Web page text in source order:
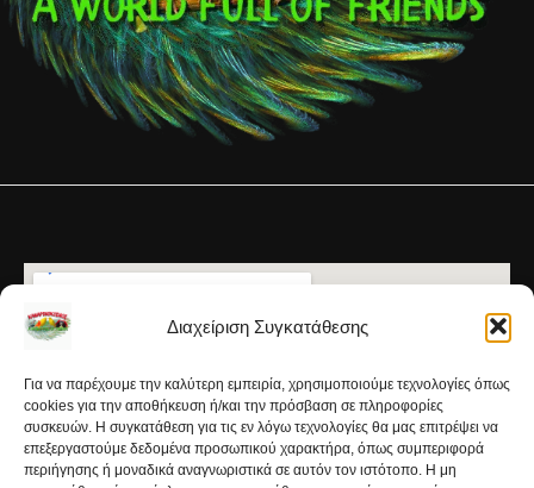
Διαχείριση Συγκατάθεσης
Για να παρέχουμε την καλύτερη εμπειρία, χρησιμοποιούμε τεχνολογίες όπως
cookies για την αποθήκευση ή/και την πρόσβαση σε πληροφορίες
συσκευών. Η συγκατάθεση για τις εν λόγω τεχνολογίες θα μας επιτρέψει να
επεξεργαστούμε δεδομένα προσωπικού χαρακτήρα, όπως συμπεριφορά
περιήγησης ή μοναδικά αναγνωριστικά σε αυτόν τον ιστότοπο. Η μη